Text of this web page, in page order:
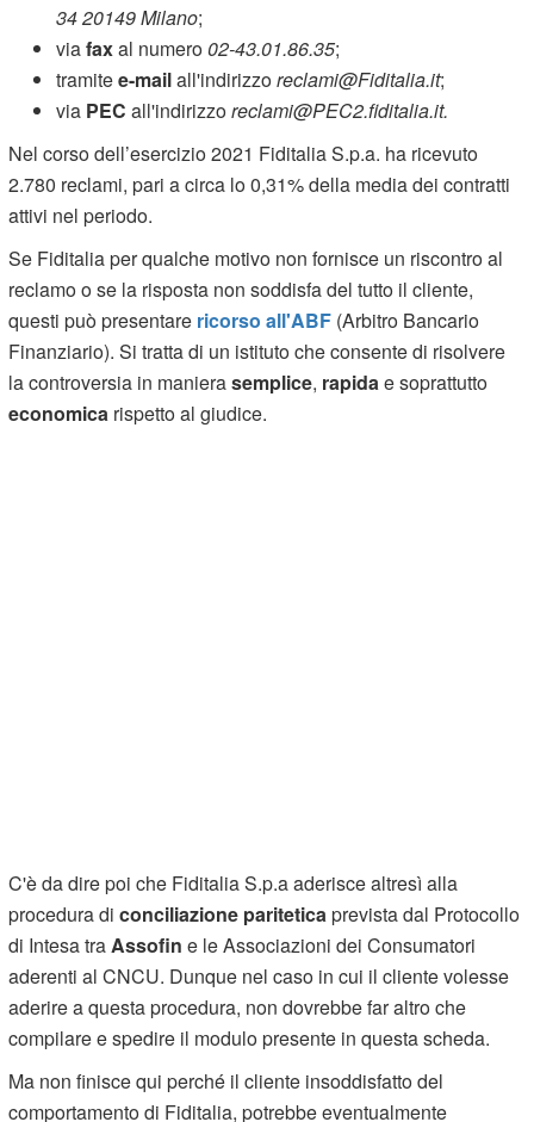
34 20149 Milano;
viafaxal numero02-43.01.86.35;
tramitee-mailall'indirizzoreclami@Fiditalia.it;
via PECall'indirizzoreclami@PEC2.fiditalia.it.
Nel corso dell’esercizio 2021 Fiditalia S.p.a. ha ricevuto
2.780 reclami, pari a circa lo 0,31% della media dei contratti
attivi nel periodo.
Se Fiditalia per qualche motivo non fornisce un riscontro al
reclamo o se la risposta non soddisfa del tutto il cliente,
questi può presentare ricorso all'ABF (Arbitro Bancario
Finanziario). Si tratta di un istituto che consente di risolvere
la controversia in manierasemplice, rapidae soprattutto
economica rispetto al giudice.
C'è da dire poi che Fiditalia S.p.a aderisce altresì alla
procedura diconciliazione paritetica prevista dal Protocollo
di Intesa tra Assofine le Associazioni dei Consumatori
aderenti al CNCU. Dunque nel caso in cui il cliente volesse
aderire a questa procedura, non dovrebbe far altro che
compilare e spedire il modulo presente in questa scheda.
Ma non finisce qui perché il cliente insoddisfatto del
comportamento di Fiditalia, potrebbe eventualmente